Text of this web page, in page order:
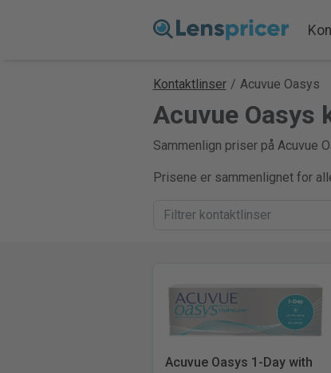
Kontaktlinser / Acuvue Oasys
Acuvue Oasys
Sammenlign priser på Acuvue
Prisene er sammenlignet for
Acuvue Oasys 1-Day with